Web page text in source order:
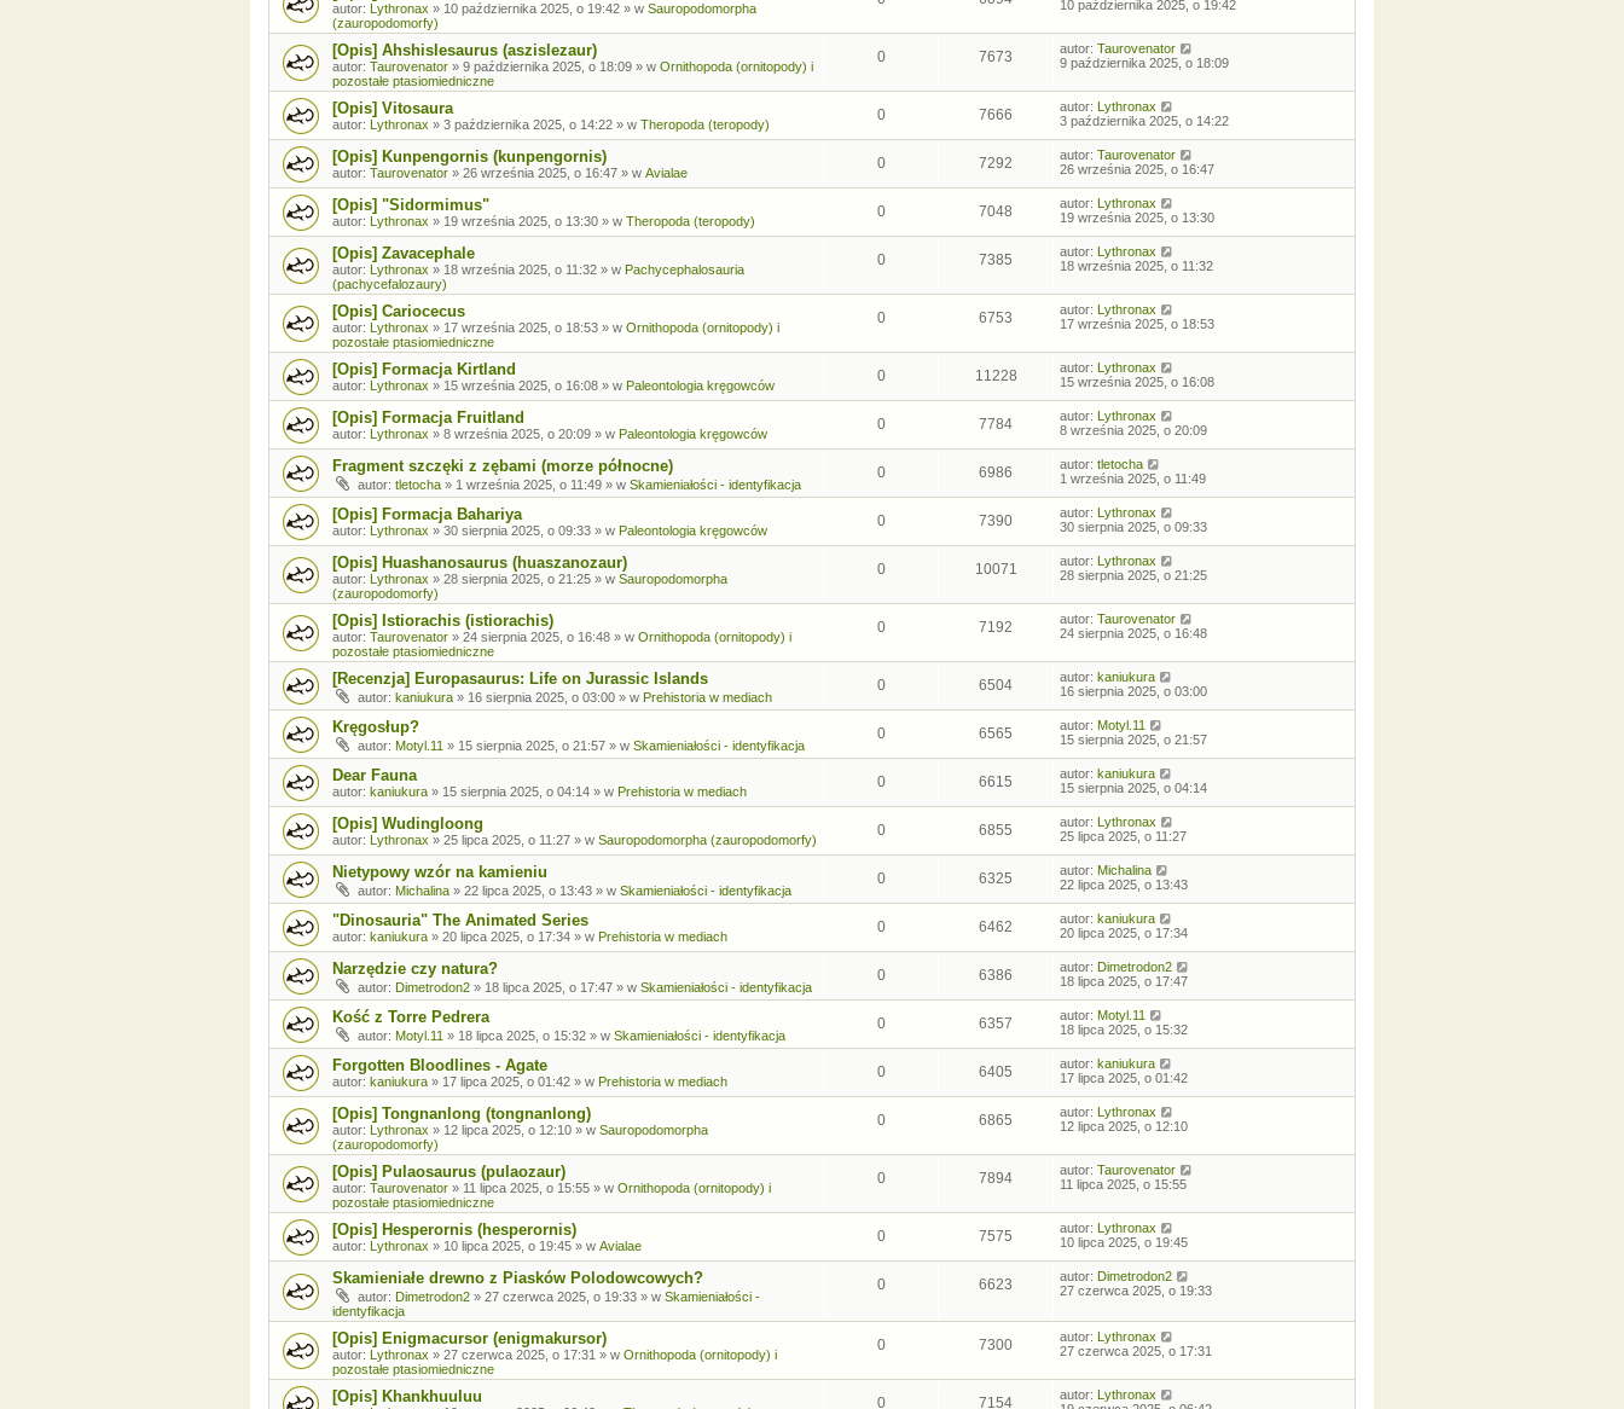
autor: Lythronax » 10 października 2025, o 19:42 » w Sauropodomorpha
(zauropodomorfy)
10 października 2025, o 19:42
[Opis] Ahshislesaurus (aszislezaur)
autor: Taurovenator » 9 października 2025, o 18:09 » w Ornithopoda (ornitopody) i
pozostałe ptasiomiedniczne
0 7673 autor: Taurovenator
9 października 2025, o 18:09
[Opis] Vitosaura
autor: Lythronax » 3 października 2025, o 14:22 » w Theropoda (teropody)
0 7666 autor: Lythronax
3 października 2025, o 14:22
[Opis] Kunpengornis (kunpengornis)
autor: Taurovenator » 26 września 2025, o 16:47 » w Avialae
0 7292 autor: Taurovenator
26 września 2025, o 16:47
[Opis] "Sidormimus"
autor: Lythronax » 19 września 2025, o 13:30 » w Theropoda (teropody)
0 7048 autor: Lythronax
19 września 2025, o 13:30
[Opis] Zavacephale
autor: Lythronax » 18 września 2025, o 11:32 » w Pachycephalosauria
(pachycefalozaury)
0 7385 autor: Lythronax
18 września 2025, o 11:32
[Opis] Cariocecus
autor: Lythronax » 17 września 2025, o 18:53 » w Ornithopoda (ornitopody) i
pozostałe ptasiomiedniczne
0 6753 autor: Lythronax
17 września 2025, o 18:53
[Opis] Formacja Kirtland
autor: Lythronax » 15 września 2025, o 16:08 » w Paleontologia kręgowców
0 11228 autor: Lythronax
15 września 2025, o 16:08
[Opis] Formacja Fruitland
autor: Lythronax » 8 września 2025, o 20:09 » w Paleontologia kręgowców
0 7784 autor: Lythronax
8 września 2025, o 20:09
Fragment szczęki z zębami (morze północne)
autor: tletocha » 1 września 2025, o 11:49 » w Skamieniałości - identyfikacja
0 6986 autor: tletocha
1 września 2025, o 11:49
[Opis] Formacja Bahariya
autor: Lythronax » 30 sierpnia 2025, o 09:33 » w Paleontologia kręgowców
0 7390 autor: Lythronax
30 sierpnia 2025, o 09:33
[Opis] Huashanosaurus (huaszanozaur)
autor: Lythronax » 28 sierpnia 2025, o 21:25 » w Sauropodomorpha
(zauropodomorfy)
0 10071 autor: Lythronax
28 sierpnia 2025, o 21:25
[Opis] Istiorachis (istiorachis)
autor: Taurovenator » 24 sierpnia 2025, o 16:48 » w Ornithopoda (ornitopody) i
pozostałe ptasiomiedniczne
0 7192 autor: Taurovenator
24 sierpnia 2025, o 16:48
[Recenzja] Europasaurus: Life on Jurassic Islands
autor: kaniukura » 16 sierpnia 2025, o 03:00 » w Prehistoria w mediach
0 6504 autor: kaniukura
16 sierpnia 2025, o 03:00
Kręgosłup?
autor: Motyl.11 » 15 sierpnia 2025, o 21:57 » w Skamieniałości - identyfikacja
0 6565 autor: Motyl.11
15 sierpnia 2025, o 21:57
Dear Fauna
autor: kaniukura » 15 sierpnia 2025, o 04:14 » w Prehistoria w mediach
0 6615 autor: kaniukura
15 sierpnia 2025, o 04:14
[Opis] Wudingloong
autor: Lythronax » 25 lipca 2025, o 11:27 » w Sauropodomorpha (zauropodomorfy)
0 6855 autor: Lythronax
25 lipca 2025, o 11:27
Nietypowy wzór na kamieniu
autor: Michalina » 22 lipca 2025, o 13:43 » w Skamieniałości - identyfikacja
0 6325 autor: Michalina
22 lipca 2025, o 13:43
"Dinosauria" The Animated Series
autor: kaniukura » 20 lipca 2025, o 17:34 » w Prehistoria w mediach
0 6462 autor: kaniukura
20 lipca 2025, o 17:34
Narzędzie czy natura?
autor: Dimetrodon2 » 18 lipca 2025, o 17:47 » w Skamieniałości - identyfikacja
0 6386 autor: Dimetrodon2
18 lipca 2025, o 17:47
Kość z Torre Pedrera
autor: Motyl.11 » 18 lipca 2025, o 15:32 » w Skamieniałości - identyfikacja
0 6357 autor: Motyl.11
18 lipca 2025, o 15:32
Forgotten Bloodlines - Agate
autor: kaniukura » 17 lipca 2025, o 01:42 » w Prehistoria w mediach
0 6405 autor: kaniukura
17 lipca 2025, o 01:42
[Opis] Tongnanlong (tongnanlong)
autor: Lythronax » 12 lipca 2025, o 12:10 » w Sauropodomorpha
(zauropodomorfy)
0 6865 autor: Lythronax
12 lipca 2025, o 12:10
[Opis] Pulaosaurus (pulaozaur)
autor: Taurovenator » 11 lipca 2025, o 15:55 » w Ornithopoda (ornitopody) i
pozostałe ptasiomiedniczne
0 7894 autor: Taurovenator
11 lipca 2025, o 15:55
[Opis] Hesperornis (hesperornis)
autor: Lythronax » 10 lipca 2025, o 19:45 » w Avialae
0 7575 autor: Lythronax
10 lipca 2025, o 19:45
Skamieniałe drewno z Piasków Polodowcowych?
autor: Dimetrodon2 » 27 czerwca 2025, o 19:33 » w Skamieniałości -
identyfikacja
0 6623 autor: Dimetrodon2
27 czerwca 2025, o 19:33
[Opis] Enigmacursor (enigmakursor)
autor: Lythronax » 27 czerwca 2025, o 17:31 » w Ornithopoda (ornitopody) i
pozostałe ptasiomiedniczne
0 7300 autor: Lythronax
27 czerwca 2025, o 17:31
[Opis] Khankhuuluu 0 7154 autor: Lythronax